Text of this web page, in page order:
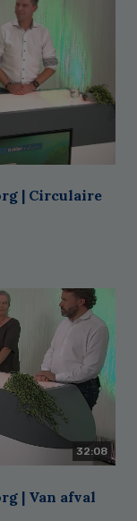
| Circulaire
32:08
| Van afval